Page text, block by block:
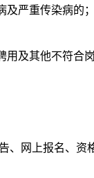
及严重传染病的；
用及其他不符合
、网上报名、资